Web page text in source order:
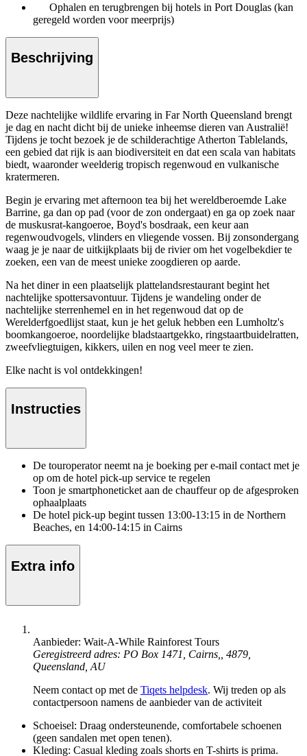
Ophalen en terugbrengen bij hotels in Port Douglas (kan
geregeld worden voor meerprijs)
Beschrijving
Deze nachtelijke wildlife ervaring in Far North Queensland brengt
je dag en nacht dicht bij de unieke inheemse dieren van Australië!
Tijdens je tocht bezoek je de schilderachtige Atherton Tablelands,
een gebied dat rijk is aan biodiversiteit en dat een scala van habitats
biedt, waaronder weelderig tropisch regenwoud en vulkanische
kratermeren.
Begin je ervaring met afternoon tea bij het wereldberoemde Lake
Barrine, ga dan op pad (voor de zon ondergaat) en ga op zoek naar
de muskusrat-kangoeroe, Boyd's bosdraak, een keur aan
regenwoudvogels, vlinders en vliegende vossen. Bij zonsondergang
waag je je naar de uitkijkplaats bij de rivier om het vogelbekdier te
zoeken, een van de meest unieke zoogdieren op aarde.
Na het diner in een plaatselijk plattelandsrestaurant begint het
nachtelijke spottersavontuur. Tijdens je wandeling onder de
nachtelijke sterrenhemel en in het regenwoud dat op de
Werelderfgoedlijst staat, kun je het geluk hebben een Lumholtz's
boomkangoeroe, noordelijke bladstaartgekko, ringstaartbuidelratten,
zweefvliegtuigen, kikkers, uilen en nog veel meer te zien.
Elke nacht is vol ontdekkingen!
Instructies
De touroperator neemt na je boeking per e-mail contact met je
op om de hotel pick-up service te regelen
Toon je smartphoneticket aan de chauffeur op de afgesproken
ophaalplaats
De hotel pick-up begint tussen 13:00-13:15 in de Northern
Beaches, en 14:00-14:15 in Cairns
Extra info
Aanbieder: Wait-A-While Rainforest Tours
Geregistreerd adres: PO Box 1471, Cairns,, 4879,
Queensland, AU
Neem contact op met de Tiqets helpdesk. Wij treden op als
contactpersoon namens de aanbieder van de activiteit
Schoeisel: Draag ondersteunende, comfortabele schoenen
(geen sandalen met open tenen).
Kleding: Casual kleding zoals shorts en T-shirts is prima.